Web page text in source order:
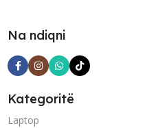
Na ndiqni
Kategoritë
Laptop